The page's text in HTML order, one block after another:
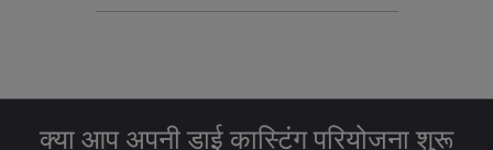
क्या आप अपनी डाई कास्टिंग परियोजना शुरू